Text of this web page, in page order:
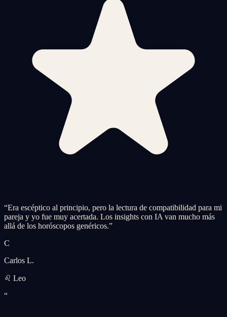
“Era escéptico al principio, pero la lectura de compatibilidad para mi
pareja y yo fue muy acertada. Los insights con IA van mucho más
allá de los horóscopos genéricos.”
C
Carlos L.
♌ Leo
“